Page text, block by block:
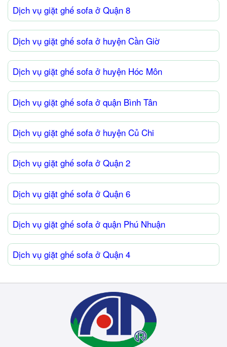
Dịch vụ giặt ghế sofa ở Quận 8
Dịch vụ giặt ghế sofa ở huyện Cần Giờ
Dịch vụ giặt ghế sofa ở huyện Hóc Môn
Dịch vụ giặt ghế sofa ở quận Bình Tân
Dịch vụ giặt ghế sofa ở huyện Củ Chi
Dịch vụ giặt ghế sofa ở Quận 2
Dịch vụ giặt ghế sofa ở Quận 6
Dịch vụ giặt ghế sofa ở quận Phú Nhuận
Dịch vụ giặt ghế sofa ở Quận 4